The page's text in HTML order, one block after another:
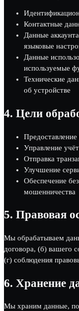
Контактные
Данные
языковые
Данные
используемые
Технические
об устройстве
4. Цели
Управление
Отправка
Улучшение
Обеспечение
мошенничества
5. Правовая
Мы обрабатываем
договора, (б) вашего
(г) соблюдения
6. Хранение
Мы храним данные,